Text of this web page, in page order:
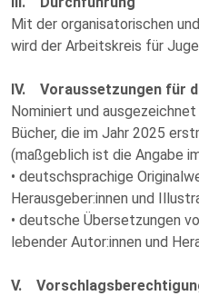
Mit der organisatorischen
wird der Arbeitskreis für
IV. Voraussetzungen für
Nominiert und
Bücher, die im Jahr 2025
(maßgeblich ist die Angabe
• deutschsprachige
Herausgeber:innen und
• deutsche Übersetzungen
lebender Autor:innen und
V.